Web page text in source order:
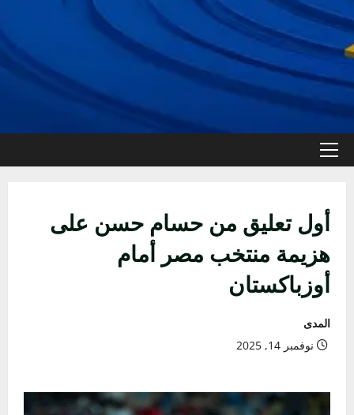
القائمة
أول تعليق من حسام حسن على
هزيمة منتخب مصر أمام
أوزباكستان
المدى
نوفمبر 14, 2025